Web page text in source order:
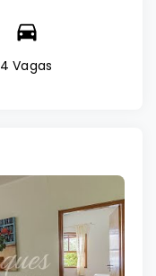
4 Vagas